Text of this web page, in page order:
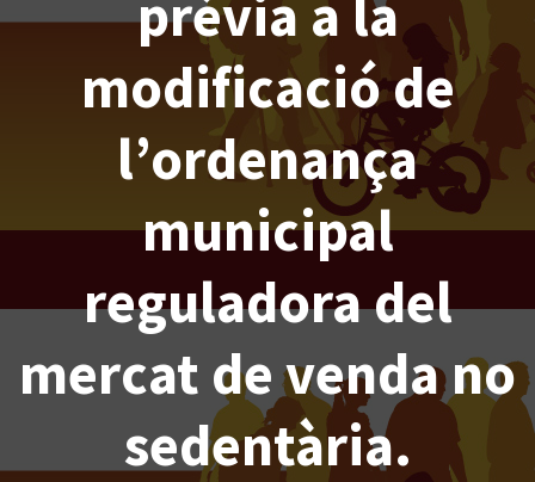
prèvia a la
modificació de
l’ordenança
municipal
reguladora del
mercat de venda no
sedentària.